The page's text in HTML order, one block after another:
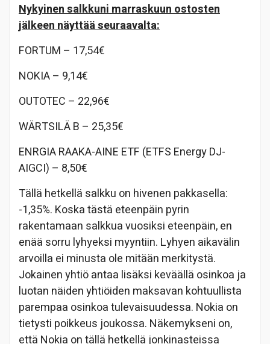
Nykyinen salkkuni marraskuun ostosten
jälkeen näyttää seuraavalta:
FORTUM – 17,54€
NOKIA – 9,14€
OUTOTEC – 22,96€
WÄRTSILÄ B – 25,35€
ENRGIA RAAKA-AINE ETF (ETFS Energy DJ-
AIGCI) – 8,50€
Tällä hetkellä salkku on hivenen pakkasella:
-1,35%. Koska tästä eteenpäin pyrin
rakentamaan salkkua vuosiksi eteenpäin, en
enää sorru lyhyeksi myyntiin. Lyhyen aikavälin
arvoilla ei minusta ole mitään merkitystä.
Jokainen yhtiö antaa lisäksi keväällä osinkoa ja
luotan näiden yhtiöiden maksavan kohtuullista
parempaa osinkoa tulevaisuudessa. Nokia on
tietysti poikkeus joukossa. Näkemykseni on,
että Nokia on tällä hetkellä jonkinasteissa